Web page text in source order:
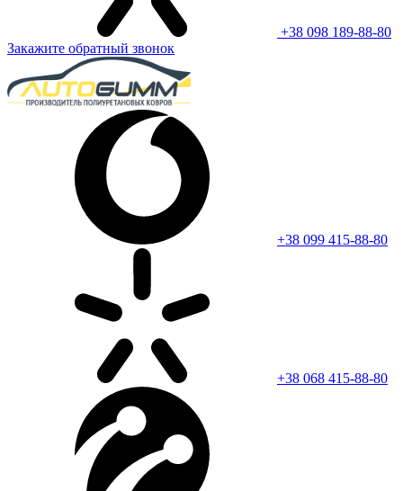
+38 098 189-88-80
Закажите обратный звонок
+38 099 415-88-80
+38 068 415-88-80